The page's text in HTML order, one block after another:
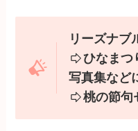
リーズナブ
ひなまつ
写真集など
桃の節句